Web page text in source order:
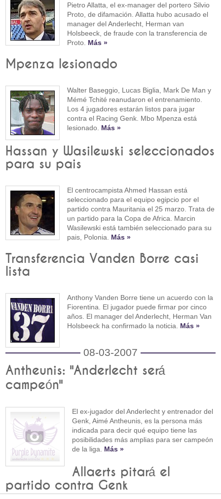
Pietro Allatta, el ex-manager del portero Silvio
Proto, de difamación. Allatta hubo acusado el
manager del Anderlecht, Herman van
Holsbeeck, de fraude con la transferencia de
Proto. Más »
Mpenza lesionado
Walter Baseggio, Lucas Biglia, Mark De Man y
Mémé Tchité reanudaron el entrenamiento.
Los 4 jugadores estarán listos para jugar
contra el Racing Genk. Mbo Mpenza está
lesionado. Más »
Hassan y Wasilewski seleccionados
para su pais
El centrocampista Ahmed Hassan está
seleccionado para el equipo egipcio por el
partido contra Mauritania el 25 marzo. Trata de
un partido para la Copa de Africa. Marcin
Wasilewski está también seleccionado para su
pais, Polonia. Más »
Transferencia Vanden Borre casi
lista
Anthony Vanden Borre tiene un acuerdo con la
Fiorentina. El jugador puede firmar por cinco
años. El manager del Anderlecht, Herman Van
Holsbeeck ha confirmado la noticia. Más »
08-03-2007
Antheunis: "Anderlecht será
campeón"
El ex-jugador del Anderlecht y entrenador del
Genk, Aimé Antheunis, es la persona más
indicada para decir qué equipo tiene las
posibilidades más amplias para ser campeón
de la liga. Más »
Allaerts pitará el
partido contra Genk